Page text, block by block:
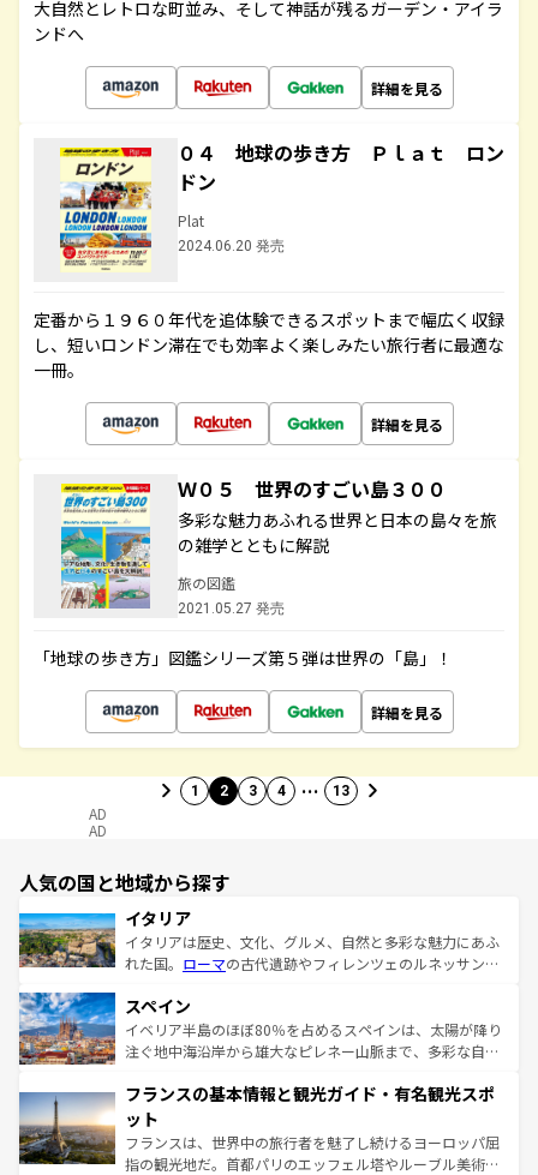
大自然とレトロな町並み、そして神話が残るガーデン・アイラ
ンドへ
詳細を見る
０４ 地球の歩き方 Ｐｌａｔ ロン
ドン
Plat
2024.06.20 発売
定番から１９６０年代を追体験できるスポットまで幅広く収録
し、短いロンドン滞在でも効率よく楽しみたい旅行者に最適な
一冊。
詳細を見る
Ｗ０５ 世界のすごい島３００
多彩な魅力あふれる世界と日本の島々を旅
の雑学とともに解説
旅の図鑑
2021.05.27 発売
「地球の歩き方」図鑑シリーズ第５弾は世界の「島」！
詳細を見る
1 2 3 4 … 13
AD
AD
人気の国と地域から探す
イタリア
イタリアは歴史、文化、グルメ、自然と多彩な魅力にあふ
れた国。 ローマの古代遺跡やフィレンツェのルネッサンス
ろん、トスカーナの美しい田園風景やアマルフィ海岸の絶
景など、自然景観も見逃せない。観光の合間には、本場の
ピザやパスタなど、絶品のイタリア料理を堪能することも
ませてくれるイタリアで、忘れられない旅をしてみよう！
なお、新着のイタリア情報は
しい。
スペイン
イベリア半島のほぼ80％を占めるスペインは、太陽が降り
注ぐ地中海沿岸から雄大なピレネー山脈まで、多彩な自然
文化が根付くこの国では、情熱的なフラメンコ、熱気あふ
れる闘牛、そして美味しいタパスが生活の一部となってい
る。首都マドリードの洗練された雰囲気や、バルセロナの
アートに溢れた街角から、地方では古代ローマ遺跡や中世
フランスの基本情報と観光ガイド・有名観光スポ
ット
フランスは、世界中の旅行者を魅了し続けるヨーロッパ屈
指の観光地だ。首都パリのエッフェル塔やルーブル美術館